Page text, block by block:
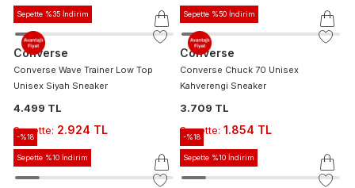
Sepette %35 İndirim
Converse
Converse Wave Trainer Low Top
Unisex Siyah Sneaker
4.499 TL
Sepette: 2.924 TL
Sepette %50 İndirim
Converse
Converse Chuck 70 Unisex
Kahverengi Sneaker
3.709 TL
Sepette: 1.854 TL
-%18
Sepette %10 İndirim
-%18
Sepette %10 İndirim